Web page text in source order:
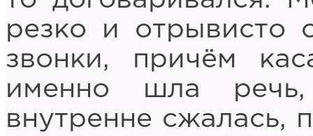
резко и отрывисто
звонки, причём
именно шла
внутренне сжалась,